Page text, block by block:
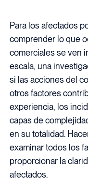
Para los afectados
comprender lo que
comerciales se ven
escala, una
si las acciones del
otros factores
experiencia, los
capas de
en su totalidad.
examinar todos los
proporcionar la
afectados.